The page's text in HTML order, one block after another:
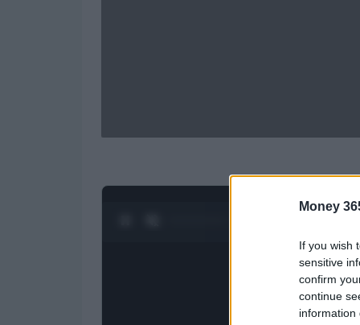
Money
If you wish
sensitive
confirm
continue
information